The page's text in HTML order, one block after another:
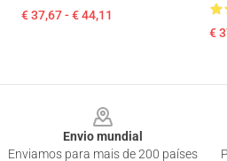
€ 37,67 - € 44,11
€
Envio mundial
Enviamos para mais de 200 países